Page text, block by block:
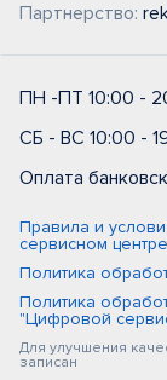
Партнерство:
ПН -ПТ 10:00 -
СБ - ВС 10:00 -
Оплата
Правила и
сервисном
Политика
Политика
"Цифровой
Для улучшения
записан